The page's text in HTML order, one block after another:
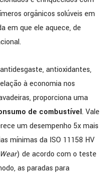
orgânicos solúveis em
em que ele aquece, de
antioxidantes,
à economia nos
proporciona uma
de combustível. Vale
um desempenho 5x mais
mínimas da ISO 11158 HV
) de acordo com o teste
as paradas para